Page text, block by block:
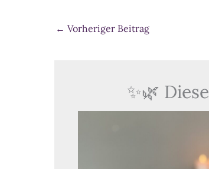
← Vorheriger Beitrag
✨🌿